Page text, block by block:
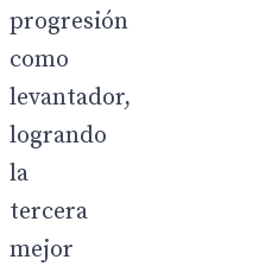
progresión
como
levantador,
logrando
la
tercera
mejor